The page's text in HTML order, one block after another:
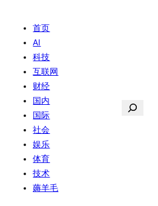
首页
AI
科技
互联网
财经
国内
国际
社会
娱乐
体育
技术
薅羊毛
搜